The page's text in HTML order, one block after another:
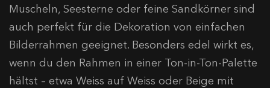
Muscheln, Seesterne oder feine Sandkörner sind
auch perfekt für die Dekoration von einfachen
Bilderrahmen geeignet. Besonders edel wirkt es,
wenn du den Rahmen in einer Ton-in-Ton-Palette
hältst – etwa Weiss auf Weiss oder Beige mit